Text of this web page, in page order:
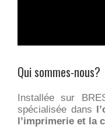
Qui sommes-nous?
Installée sur
spécialisée dans
l’imprimerie et la